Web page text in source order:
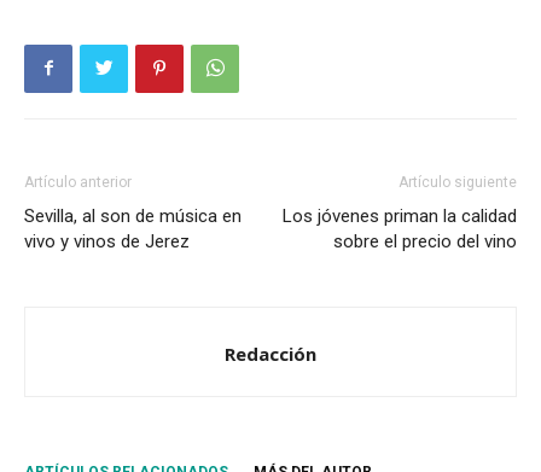
Artículo anterior
Sevilla, al son de música en
vivo y vinos de Jerez
Artículo siguiente
Los jóvenes priman la calidad
sobre el precio del vino
Redacción